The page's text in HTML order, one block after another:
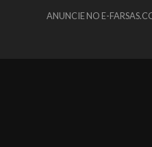
ANUNCIE NO E-